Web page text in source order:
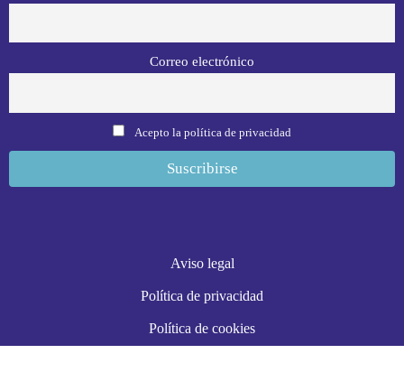
Correo electrónico
Acepto la política de privacidad
Aviso legal
Política de privacidad
Política de cookies